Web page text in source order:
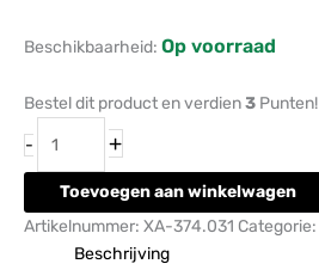
Beschikbaarheid: Op voorraad
Bestel dit product en verdien3 Punten!
- +
Toevoegen aan winkelwagen
Artikelnummer: XA-374.031 Categorie:
Beschrijving